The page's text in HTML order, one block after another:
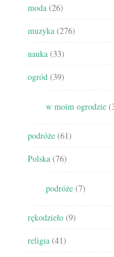
moda (26)
muzyka (276)
nauka (33)
ogród (39)
w moim ogrodzie
podróże (61)
Polska (76)
podróże (7)
rękodzieło (9)
religia (41)